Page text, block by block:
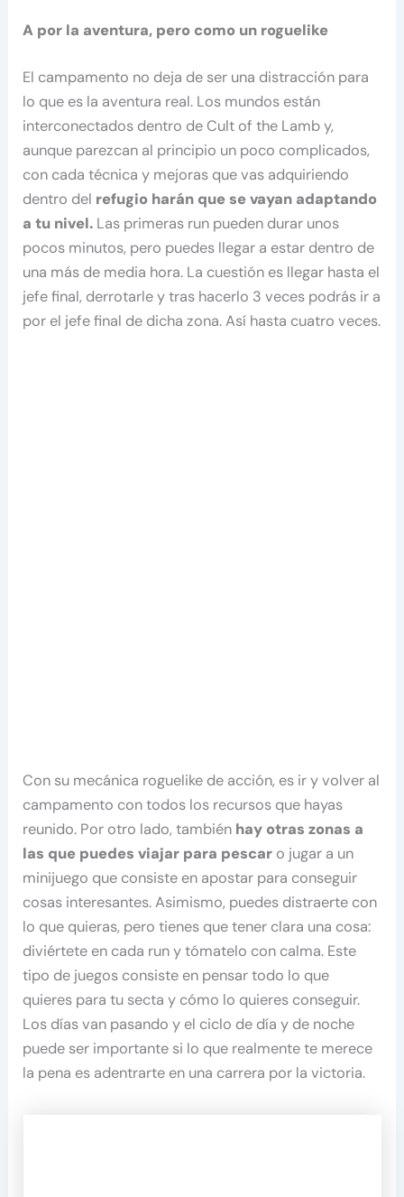
A por la aventura, pero como un roguelike
El campamento no deja de ser una distracción para
lo que es la aventura real. Los mundos están
interconectados dentro de Cult of the Lamb y,
aunque parezcan al principio un poco complicados,
con cada técnica y mejoras que vas adquiriendo
dentro del refugio harán que se vayan adaptando
a tu nivel. Las primeras run pueden durar unos
pocos minutos, pero puedes llegar a estar dentro de
una más de media hora. La cuestión es llegar hasta el
jefe final, derrotarle y tras hacerlo 3 veces podrás ir a
por el jefe final de dicha zona. Así hasta cuatro veces.
Con su mecánica roguelike de acción, es ir y volver al
campamento con todos los recursos que hayas
reunido. Por otro lado, también hay otras zonas a
las que puedes viajar para pescar o jugar a un
minijuego que consiste en apostar para conseguir
cosas interesantes. Asimismo, puedes distraerte con
lo que quieras, pero tienes que tener clara una cosa:
diviértete en cada run y tómatelo con calma. Este
tipo de juegos consiste en pensar todo lo que
quieres para tu secta y cómo lo quieres conseguir.
Los días van pasando y el ciclo de día y de noche
puede ser importante si lo que realmente te merece
la pena es adentrarte en una carrera por la victoria.